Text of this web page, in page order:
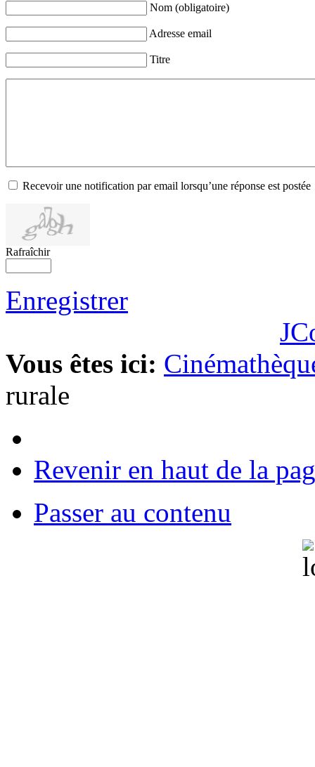
Nom (obligatoire)
Adresse email
Titre
Recevoir une notification par email lorsqu’une réponse est postée
Rafraîchir
Enregistrer
Vous êtes ici:
rurale
Revenir en haut de la
Passer au contenu